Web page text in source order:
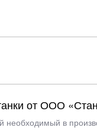
от ООО
в